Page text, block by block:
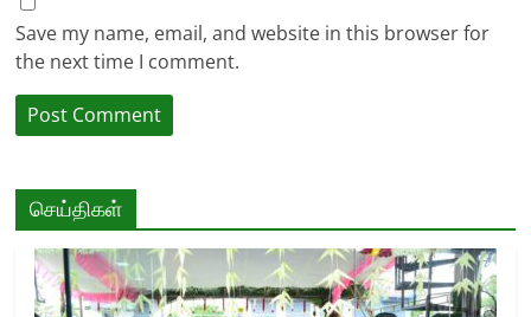
Save my name, email, and website in this browser for
the next time I comment.
செய்திகள்